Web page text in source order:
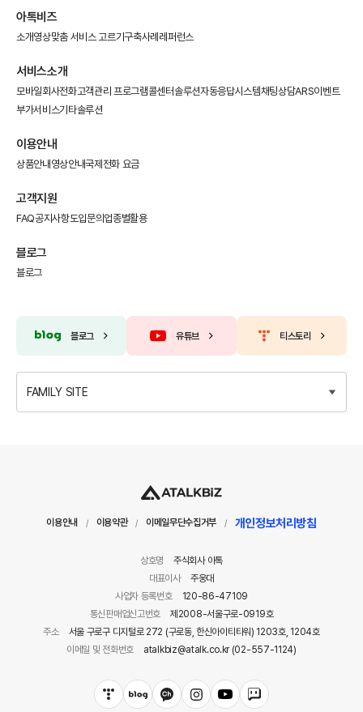
아톡비즈
소개영상맞춤 서비스 고르기구축사례 레퍼런스
서비스소개
모바일회사전화고객관리 프로그램콜센터솔루션자동응답시스템채팅상담ARS이벤트
부가서비스기타솔루션
이용안내
상품안내 영상안내국제전화 요금
고객지원
FAQ공지사항도입문의 업종별활용
블로그
블로그
블로그 유튜브 티스토리
FAMILY SITE
이용안내 / 이용약관 / 이메일무단수집거부 / 개인정보처리방침
상호명
주식회사 아톡
대표이사
주웅대
사업자 등록번호
120-86-47109
통신판매업신고번호
제2008-서울구로-0919호
주소
서울 구로구 디지털로 272 (구로동, 한신아이티타워) 1203호, 1204호
이메일 및 전화번호
atalkbiz@atalk.co.kr (02-557-1124)